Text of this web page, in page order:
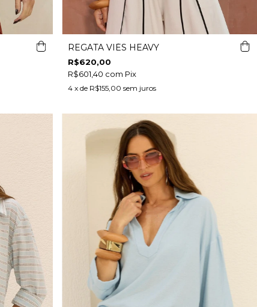
REGATA VIÉS HEAVY
R$620,00
R$601,40 com Pix
4 x de R$155,00 sem juros